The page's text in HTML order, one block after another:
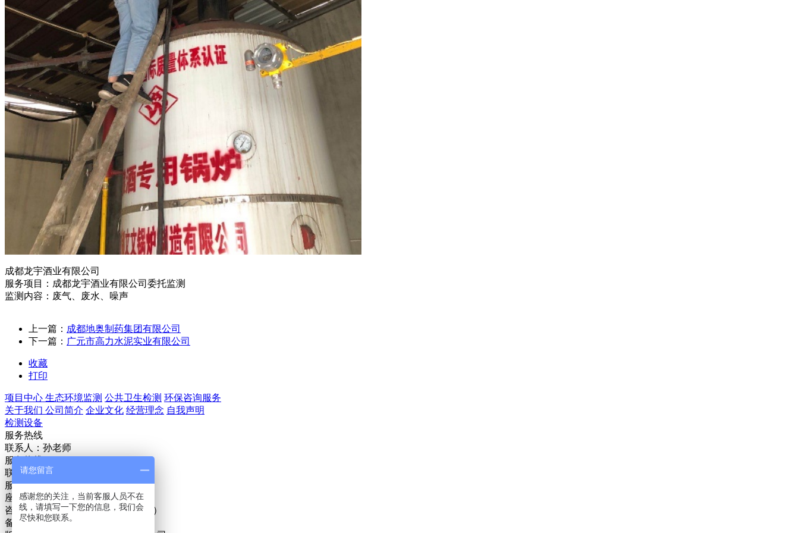
成都龙宇酒业有限公司
服务项目：成都龙宇酒业有限公司委托监测
监测内容：废气、废水、噪声
上一篇： 成都地奥制药集团有限公司
下一篇： 广元市高力水泥实业有限公司
收藏
打印
项目中心 生态环境监测 公共卫生检测 环保咨询服务
关于我们 公司简介 企业文化 经营理念 自我声明
检测设备
服务热线
联系人：孙老师
服务热线：18980820838
联系人：马经理
服务热线: 18628389865
座机号码：028-83225332
咨询时间 09:00 - 21:00（周一到周日）
备案号： 蜀ICP备16005147号-1
请您留言
感谢您的关注，当前客服人员不在
线，请填写一下您的信息，我们会
尽快和您联系。